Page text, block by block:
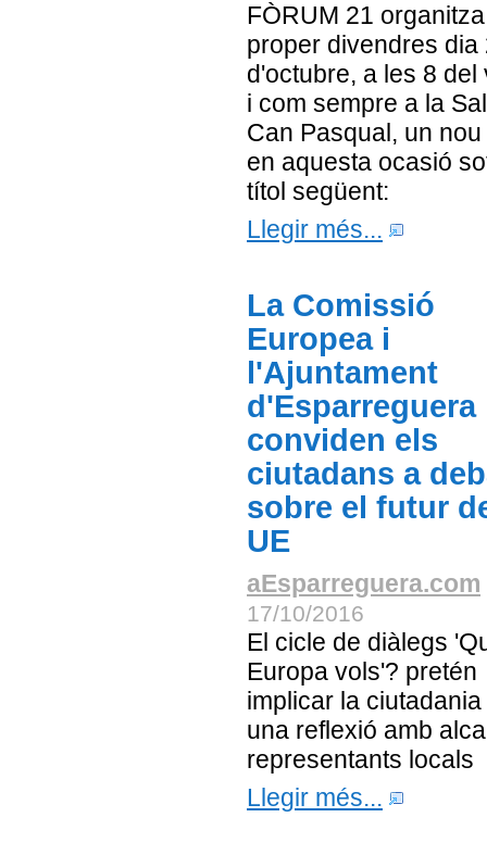
FÒRUM 21
proper divendres dia
d'octubre, a les 8 del
i com sempre a la
Can Pasqual, un
en aquesta ocasió
títol següent:
Llegir més...
La Comissió
Europea i
l'Ajuntament
d'Esparreguera
conviden els
ciutadans a
sobre el futur
UE
aEsparreguera.com
17/10/2016
El cicle de diàlegs
Europa vols'? pretén
implicar la
una reflexió amb
representants locals
Llegir més...